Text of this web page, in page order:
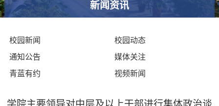
新闻资讯
校园新闻
校园动态
通知公告
媒体关注
青蓝有约
视频新闻